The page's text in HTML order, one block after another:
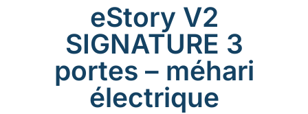
eStory V2
SIGNATURE 3
portes – méhari
électrique